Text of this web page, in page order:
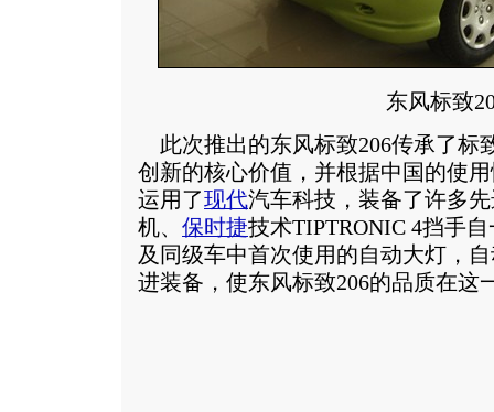
东风标致
此次推出的东风标致206传承了标
创新的核心价值，并根据中国的使
运用了现代汽车科技，装备了许多
机、 保时捷技术TIPTRONIC 4挡手
及同级车中首次使用的自动大灯，
进装备，使东风标致206的品质在这